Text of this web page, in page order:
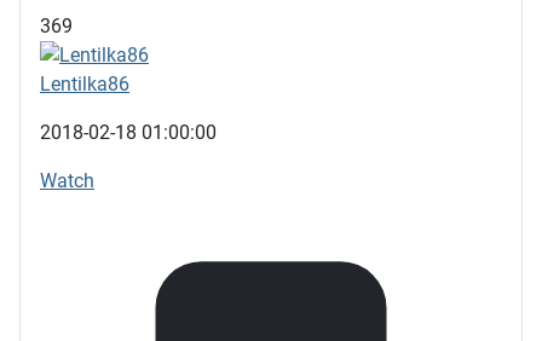
369
Lentilka86
2018-02-18 01:00:00
Watch